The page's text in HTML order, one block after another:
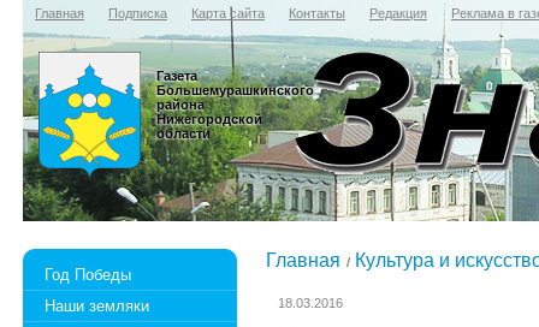
Главная Подписка Карта сайта Контакты Редакция Реклама в
Газета
Большемурашкинского
района
Нижегородской
области
Год Победы
Наши земляки
Главная Культура и
18.03.2016